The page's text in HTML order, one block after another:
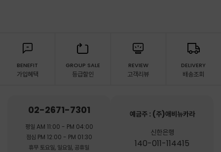
BENEFIT
가입혜택
GROUP SALE
등급할인
REVIEW
고객리뷰
DELIVERY
배송조회
02-2671-7301
평일 AM 11:00 - PM 04:00
점심 PM 12:00 - PM 01:30
휴무 토요일, 일요일, 공휴일
예금주 : (주)애비뉴카라
신한은행
140-011-114415